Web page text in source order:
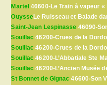
Martel 46600-Le Train à vapeur «
OuysseLe Ruisseau et Balade
Saint-Jean Lespinasse 46090-
Souillac 46200-Crues de la
Souillac 46200-Crues de la
Souillac 46200-L’Abbatiale Ste
Souillac 46200-L’Ancien Musée
St Bonnet de Gignac 46600-Son